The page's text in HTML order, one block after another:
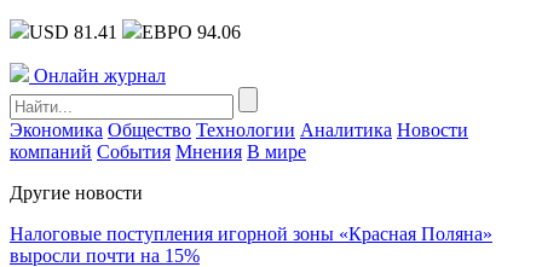
USD 81.41 ЕВРО 94.06
Онлайн журнал
Экономика Общество Технологии Аналитика Новости
компаний События Мнения В мире
Другие новости
Налоговые поступления игорной зоны «Красная Поляна»
выросли почти на 15%